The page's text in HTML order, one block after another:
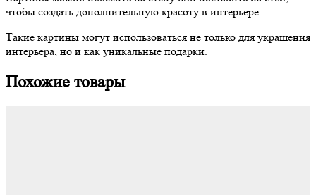
чтобы создать дополнительную красоту в интерьере.
Такие картины могут использоваться не только для украшения
интерьера, но и как уникальные подарки.
Похожие товары